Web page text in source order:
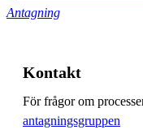
Antagning
Kontakt
För frågor om
antagningsgruppen